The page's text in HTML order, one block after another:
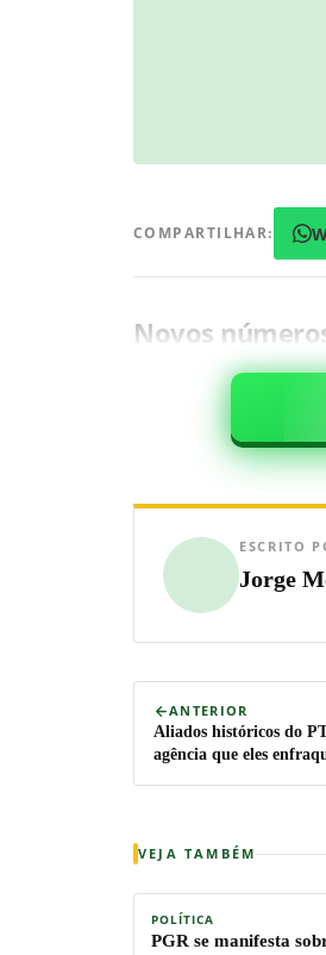
COMPARTILHAR:
Novos
ESCRITO
Jorge
ANTERIOR
Aliados históricos do
agência que eles
VEJA TAMBÉM
POLÍTICA
PGR se manifesta